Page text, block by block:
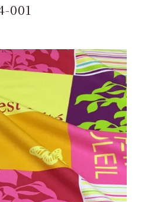
用ガイド
ーポリシー
基づく表記
合わせ
001